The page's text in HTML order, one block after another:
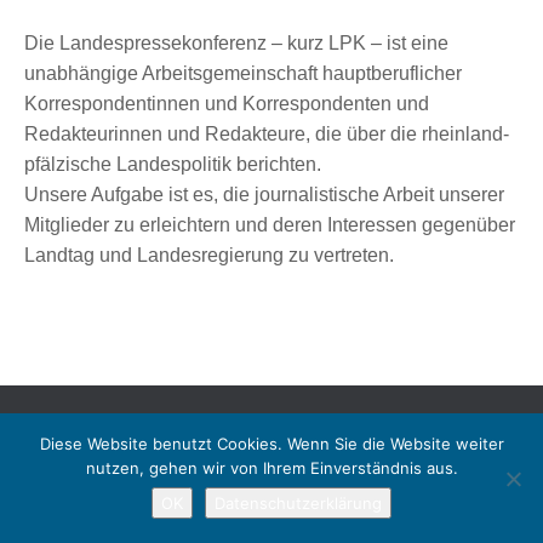
Die Landespressekonferenz – kurz LPK – ist eine
unabhängige Arbeitsgemeinschaft hauptberuflicher
Korrespondentinnen und Korrespondenten und
Redakteurinnen und Redakteure, die über die rheinland-
pfälzische Landespolitik berichten.
Unsere Aufgabe ist es, die journalistische Arbeit unserer
Mitglieder zu erleichtern und deren Interessen gegenüber
Landtag und Landesregierung zu vertreten.
Diese Website benutzt Cookies. Wenn Sie die Website weiter
nutzen, gehen wir von Ihrem Einverständnis aus.